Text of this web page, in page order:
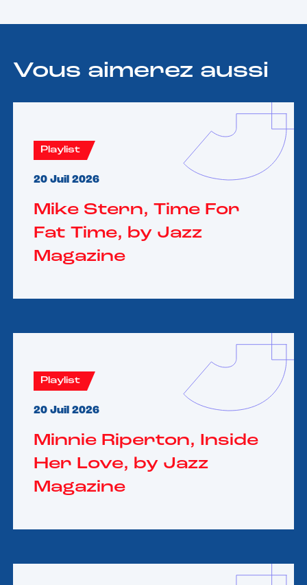
Vous aimerez aussi
Playlist
20 Juil 2026
Mike Stern, Time For
Fat Time, by Jazz
Magazine
Playlist
20 Juil 2026
Minnie Riperton, Inside
Her Love, by Jazz
Magazine